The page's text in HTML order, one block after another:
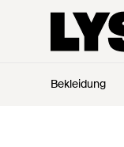
Bekleidung